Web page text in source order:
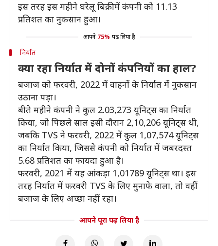
इस तरह इस महीने घरेलू बिक्री में कंपनी को 11.13
प्रतिशत का नुकसान हुआ।
आपने 75% पढ़ लिया है
निर्यात
क्या रहा निर्यात में दोनों कंपनियों का हाल?
बजाज को फरवरी, 2022 में वाहनों के निर्यात में नुकसान
उठाना पड़ा।
बीते महीने कंपनी ने कुल 2.03,273 यूनिट्स का निर्यात
किया, जो पिछले साल इसी दौरान 2,10,206 यूनिट्स थी,
जबकि TVS ने फरवरी, 2022 में कुल 1,07,574 यूनिट्स
का निर्यात किया, जिससे कंपनी को निर्यात में जबरदस्त
5.68 प्रतिशत का फायदा हुआ है।
फरवरी, 2021 में यह आंकड़ा 1,01789 यूनिट्स था। इस
तरह निर्यात में फरवरी TVS के लिए मुनाफे वाला, तो वहीं
बजाज के लिए अच्छा नहीं रहा।
आपने पूरा पढ़ लिया है